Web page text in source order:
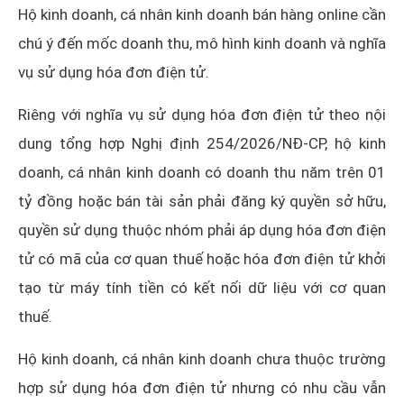
Hộ kinh doanh, cá nhân kinh doanh bán hàng online cần
chú ý đến mốc doanh thu, mô hình kinh doanh và nghĩa
vụ sử dụng hóa đơn điện tử.
Riêng với nghĩa vụ sử dụng hóa đơn điện tử theo nội
dung tổng hợp Nghị định 254/2026/NĐ-CP, hộ kinh
doanh, cá nhân kinh doanh có doanh thu năm trên 01
tỷ đồng hoặc bán tài sản phải đăng ký quyền sở hữu,
quyền sử dụng thuộc nhóm phải áp dụng hóa đơn điện
tử có mã của cơ quan thuế hoặc hóa đơn điện tử khởi
tạo từ máy tính tiền có kết nối dữ liệu với cơ quan
thuế.
Hộ kinh doanh, cá nhân kinh doanh chưa thuộc trường
hợp sử dụng hóa đơn điện tử nhưng có nhu cầu vẫn